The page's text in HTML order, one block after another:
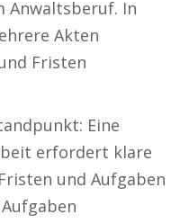
Anwaltsberuf. In
Akten
Fristen
Eine
erfordert klare
und Aufgaben